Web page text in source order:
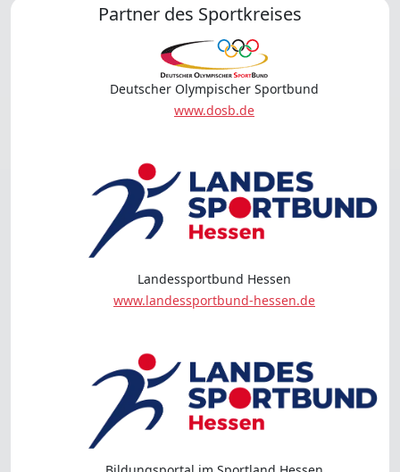
Partner des Sportkreises
Deutscher Olympischer Sportbund
www.dosb.de
Landessportbund Hessen
www.landessportbund-hessen.de